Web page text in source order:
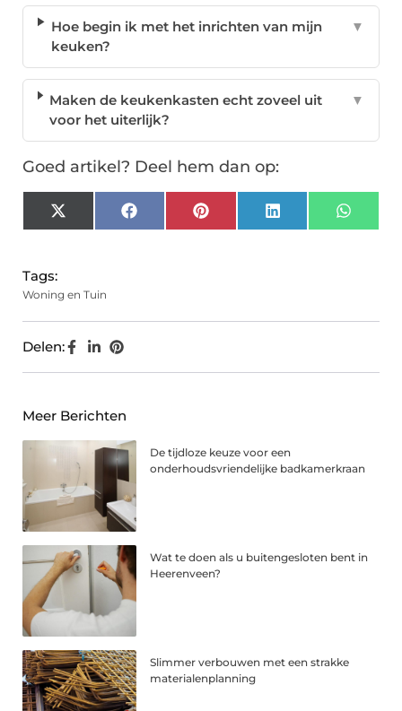
Hoe begin ik met het inrichten van mijn
keuken?
▼
Maken de keukenkasten echt zoveel uit
voor het uiterlijk?
▼
Goed artikel? Deel hem dan op:
X
(Twitter)
FacebookPinterest LinkedIn
Tags:
Woning en Tuin
Delen:
Meer Berichten
De tijdloze keuze voor een
onderhoudsvriendelijke badkamerkraan
Wat te doen als u buitengesloten bent in
Heerenveen?
Slimmer verbouwen met een strakke
materialenplanning